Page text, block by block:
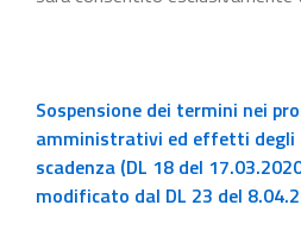
Sospensione dei termini nei
amministrativi ed effetti
scadenza (DL 18 del
modificato dal DL 23 del